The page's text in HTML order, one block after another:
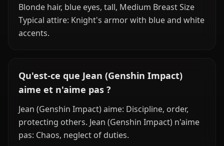
Blonde hair, blue eyes, tall, Medium Breast Size
Typical attire: Knight's armor with blue and white
accents.
Qu'est-ce que Jean (Genshin Impact)
aime et n'aime pas ?
Jean (Genshin Impact) aime: Discipline, order,
protecting others. Jean (Genshin Impact) n'aime
pas: Chaos, neglect of duties.